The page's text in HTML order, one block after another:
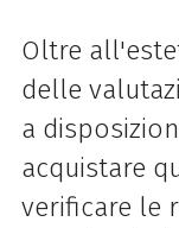
Oltre
delle
a
acquistare
verificare le